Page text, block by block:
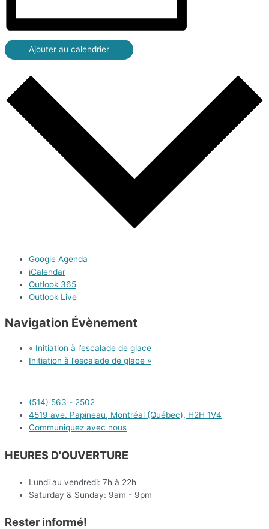
Ajouter au calendrier
Google Agenda
iCalendar
Outlook 365
Outlook Live
Navigation Évènement
« Initiation à l’escalade de glace
Initiation à l’escalade de glace »
(514) 563 - 2502
4519 ave. Papineau, Montréal (Québec), H2H 1V4
Communiquez avec nous
HEURES D'OUVERTURE
Lundi au vendredi: 7h à 22h
Saturday & Sunday: 9am - 9pm
Rester informé!